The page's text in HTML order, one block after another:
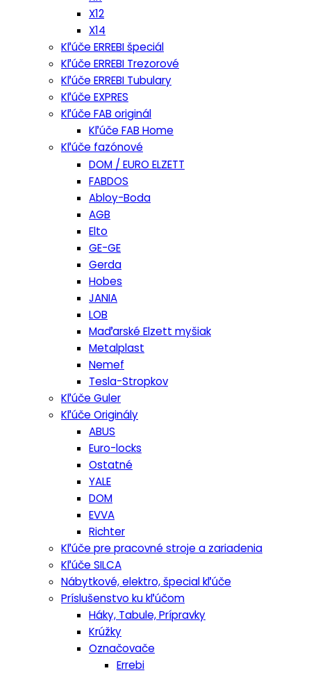
X12
X14
Kľúče ERREBI špeciál
Kľúče ERREBI Trezorové
Kľúče ERREBI Tubulary
Kľúče EXPRES
Kľúče FAB originál
Kľúče FAB Home
Kľúče fazónové
DOM / EURO ELZETT
FABDOS
Abloy-Boda
AGB
Elto
GE-GE
Gerda
Hobes
JANIA
LOB
Maďarské Elzett myšiak
Metalplast
Nemef
Tesla-Stropkov
Kľúče Guler
Kľúče Originály
ABUS
Euro-locks
Ostatné
YALE
DOM
EVVA
Richter
Kľúče pre pracovné stroje a zariadenia
Kľúče SILCA
Nábytkové, elektro, špecial kľúče
Príslušenstvo ku kľúčom
Háky, Tabule, Prípravky
Krúžky
Označovače
Errebi